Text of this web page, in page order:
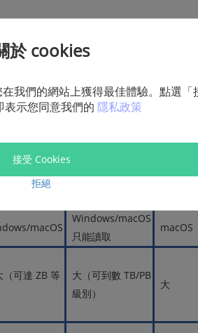
重要因素之一。以下是檔案系統的幾
exFAT
macOS
Windows/macOS
只能讀取
macOS
（可達 ZB 等
大（可到數 TB/PB
級別）
大
於 cookies
我們的網站上獲得最佳體驗。點選「
表示您同意我們的 隱私政策
接受 Cookies
拒絕